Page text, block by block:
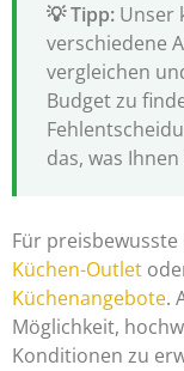
Unser
verschiedene
vergleichen
Budget zu
das, was
Für
Küchen-Outlet
Küchenangebote.
Möglichkeit,
Konditionen zu